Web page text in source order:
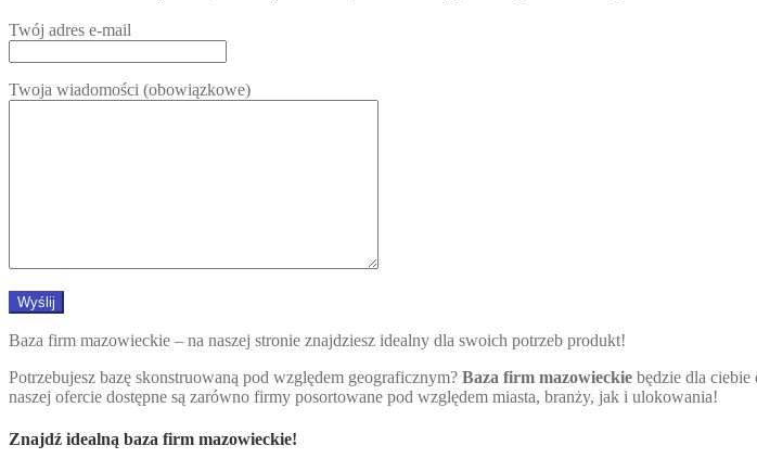
Twój adres e-mail
Twoja wiadomości (obowiązkowe)
Baza firm mazowieckie – na naszej stronie znajdziesz idealny dla swoich potrzeb produkt!
Potrzebujesz bazę skonstruowaną pod względem geograficznym? Baza firm mazowieckie będzie dla ciebie
naszej ofercie dostępne są zarówno firmy posortowane pod względem miasta, branży, jak i ulokowania!
Znajdź idealną baza firm mazowieckie!